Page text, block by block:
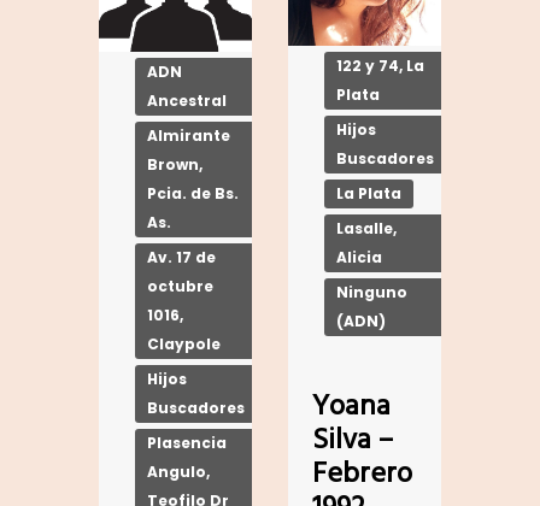
ADN
Ancestral
Almirante
Brown,
Pcia. de Bs.
As.
Av. 17 de
octubre
1016,
Claypole
Hijos
Buscadores
Plasencia
Angulo,
Teofilo Dr
122 y 74, La
Plata
Hijos
Buscadores
La Plata
Lasalle,
Alicia
Ninguno
(ADN)
Yoana
Silva –
Febrero